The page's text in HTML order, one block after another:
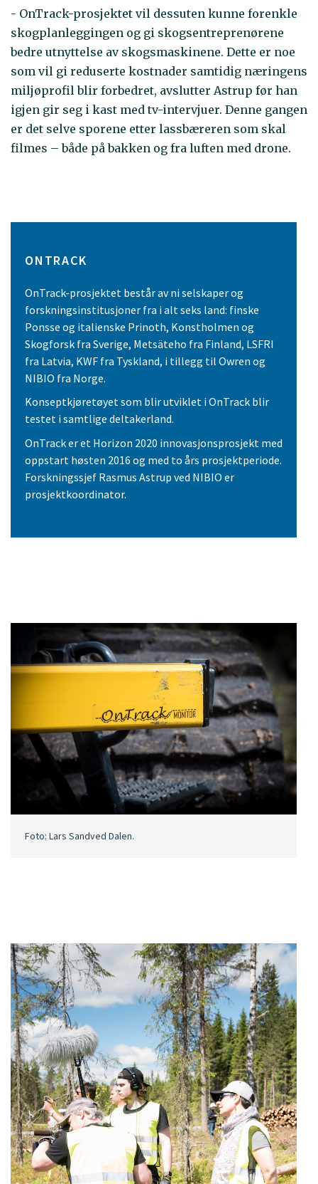
- OnTrack-prosjektet vil dessuten kunne forenkle
skogplanleggingen og gi skogsentreprenørene
bedre utnyttelse av skogsmaskinene. Dette er noe
som vil gi reduserte kostnader samtidig næringens
miljøprofil blir forbedret, avslutter Astrup før han
igjen gir seg i kast med tv-intervjuer. Denne gangen
er det selve sporene etter lassbæreren som skal
filmes – både på bakken og fra luften med drone.
ONTRACK
OnTrack-prosjektet består av ni selskaper og
forskningsinstitusjoner fra i alt seks land: finske
Ponsse og italienske Prinoth, Konstholmen og
Skogforsk fra Sverige, Metsäteho fra Finland, LSFRI
fra Latvia, KWF fra Tyskland, i tillegg til Owren og
NIBIO fra Norge.
Konseptkjøretøyet som blir utviklet i OnTrack blir
testet i samtlige deltakerland.
OnTrack er et Horizon 2020 innovasjonsprosjekt med
oppstart høsten 2016 og med to års prosjektperiode.
Forskningssjef Rasmus Astrup ved NIBIO er
prosjektkoordinator.
Foto: Lars Sandved Dalen.